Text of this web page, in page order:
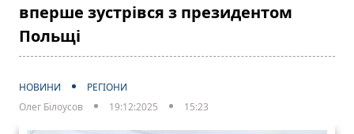
вперше зустрівся з президентом
Польщі
НОВИНИ
РЕГІОНИ
Олег Білоусов
19:12:2025 15:23